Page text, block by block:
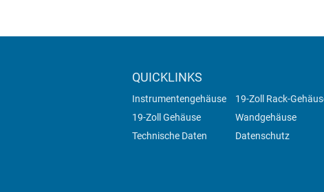
QUICKLINKS
Instrumentengehäuse
19-Zoll Rack-
19-Zoll Gehäuse
Wandgehäuse
Technische Daten
Datenschutz